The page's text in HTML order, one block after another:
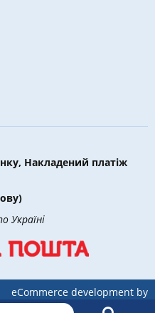
Накладений платіж
Україні
eCommerce development by